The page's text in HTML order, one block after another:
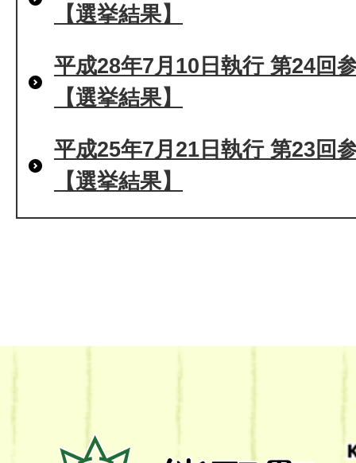
【選挙結果】
平成28年7月10日執行 第24回
【選挙結果】
平成25年7月21日執行 第23回
【選挙結果】
熊